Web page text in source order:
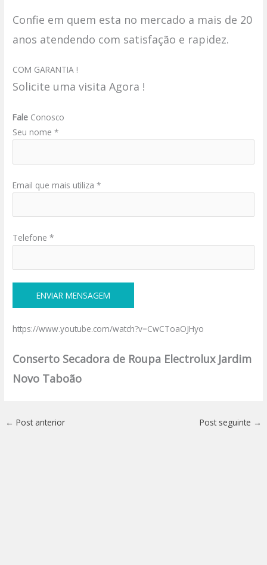
Confie em quem esta no mercado a mais de 20
anos atendendo com satisfação e rapidez.
COM GARANTIA !
Solicite uma visita Agora !
Fale Conosco
Seu nome *
Email que mais utiliza *
Telefone *
https://www.youtube.com/watch?v=CwCToaOJHyo
Conserto Secadora de Roupa Electrolux Jardim
Novo Taboão
← Post anterior Post seguinte →